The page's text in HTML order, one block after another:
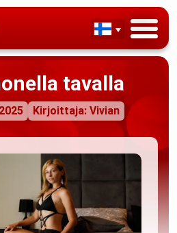
tavalla
Kirjoittaja: Vivian